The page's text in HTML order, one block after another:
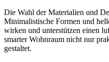
Die Wahl der Materialien und
Minimalistische Formen und
wirken und unterstützen einen
smarter Wohnraum nicht nur
gestaltet.